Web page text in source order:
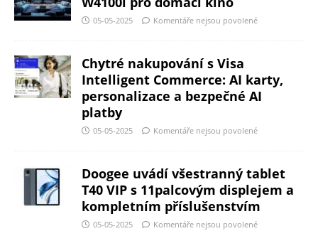
05-05-2025 Komentáře nejsou povolené
Chytré nakupování s Visa
Intelligent Commerce: AI karty,
personalizace a bezpečné AI
platby
05-05-2025 Komentáře nejsou povolené
Doogee uvádí všestranný tablet
T40 VIP s 11palcovým displejem a
kompletním příslušenstvím
05-05-2025 Komentáře nejsou povolené